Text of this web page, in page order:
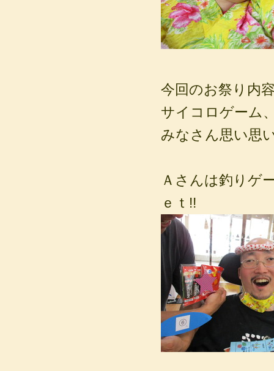
今回のお祭り内
サイコロゲーム
みなさん思い思
Ａさんは釣りゲ
ｅｔ!!